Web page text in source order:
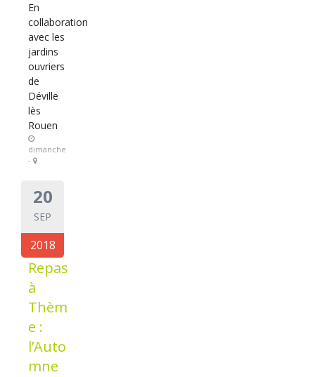
En
collaboration
avec les
jardins
ouvriers
de
Déville
lès
Rouen
dimanche
-
20
SEP
2018
Repas
à
Thèm
e :
l’Auto
mne